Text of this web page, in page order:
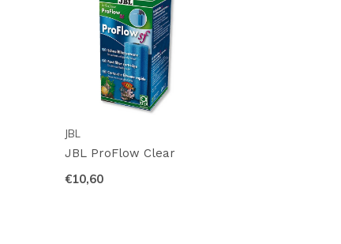
JBL
JBL ProFlow Clear
€10,60